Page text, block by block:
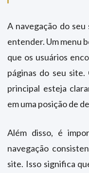
A navegação do
entender. Um menu
que os usuários
páginas do seu
principal esteja
em uma posição de
Além disso, é
navegação
site. Isso significa